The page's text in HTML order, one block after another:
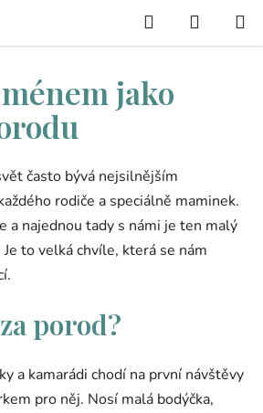
Hledat
jako
často bývá nejsilnějším
rodiče a speciálně maminek.
a najednou tady s námi je ten malý
to velká chvíle, která se nám
porod?
a kamarádi chodí na první návštěvy
pro něj. Nosí malá bodýčka,